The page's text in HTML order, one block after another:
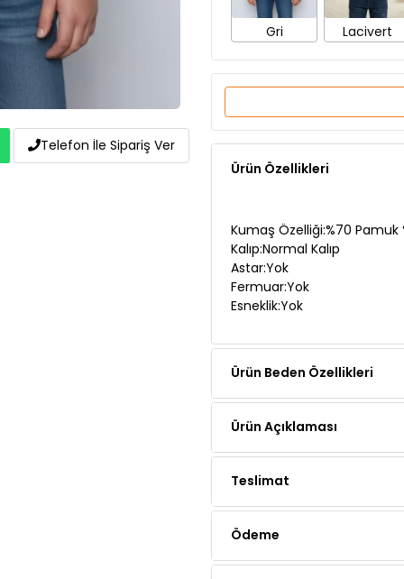
Telefon İle Sipariş Ver
Gri Lacivert
Ürün Özellikleri
Kumaş Özelliği:%70 Pamuk
Kalıp:Normal Kalıp
Astar:Yok
Fermuar:Yok
Esneklik:Yok
Ürün Beden Özellikleri
Ürün Açıklaması
Teslimat
Ödeme